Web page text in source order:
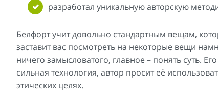
разработал уникальную авторскую
Белфорт учит довольно стандартным вещам,
заставит вас посмотреть на некоторые вещи
ничего замысловатого, главное – понять суть.
сильная технология, автор просит её
этических целях.